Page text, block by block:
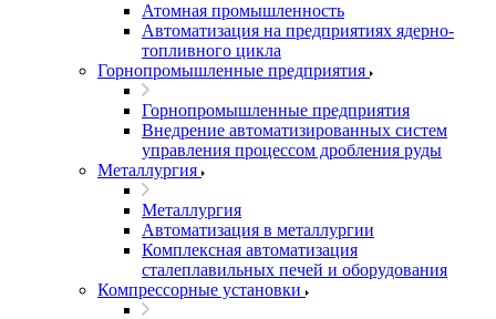
Атомная промышленность
Автоматизация на предприятиях ядерно-
топливного цикла
Горнопромышленные предприятия
Горнопромышленные предприятия
Внедрение автоматизированных систем
управления процессом дробления руды
Металлургия
Металлургия
Автоматизация в металлургии
Комплексная автоматизация
сталеплавильных печей и оборудования
Компрессорные установки